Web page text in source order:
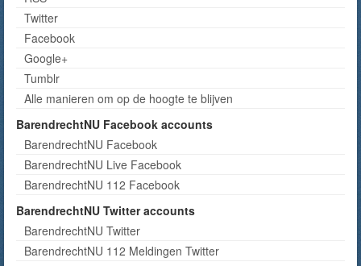
Twitter
Facebook
Google+
Tumblr
Alle manieren om op de hoogte te blijven
BarendrechtNU Facebook accounts
BarendrechtNU Facebook
BarendrechtNU Live Facebook
BarendrechtNU 112 Facebook
BarendrechtNU Twitter accounts
BarendrechtNU Twitter
BarendrechtNU 112 Meldingen Twitter